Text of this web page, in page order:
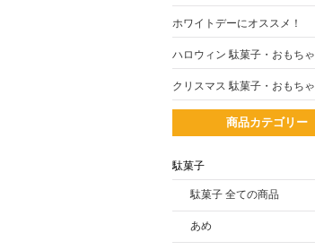
ホワイトデーにオススメ！
ハロウィン 駄菓子・おもちゃ
クリスマス 駄菓子・おもちゃ
商品カテゴリー
駄菓子
駄菓子 全ての商品
あめ